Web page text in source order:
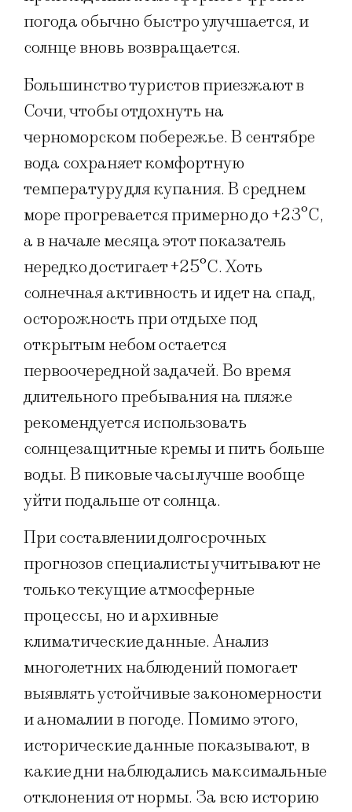
погода обычно быстро улучшается, и
солнце вновь возвращается.
Большинство туристов приезжают в
Сочи, чтобы отдохнуть на
черноморском побережье. В сентябре
вода сохраняет комфортную
температуру для купания. В среднем
море прогревается примерно до +23°C,
а в начале месяца этот показатель
нередко достигает +25°C. Хоть
солнечная активность и идет на спад,
осторожность при отдыхе под
открытым небом остается
первоочередной задачей. Во время
длительного пребывания на пляже
рекомендуется использовать
солнцезащитные кремы и пить больше
воды. В пиковые часы лучше вообще
уйти подальше от солнца.
При составлении долгосрочных
прогнозов специалисты учитывают не
только текущие атмосферные
процессы, но и архивные
климатические данные. Анализ
многолетних наблюдений помогает
выявлять устойчивые закономерности
и аномалии в погоде. Помимо этого,
исторические данные показывают, в
какие дни наблюдались максимальные
отклонения от нормы. За всю историю